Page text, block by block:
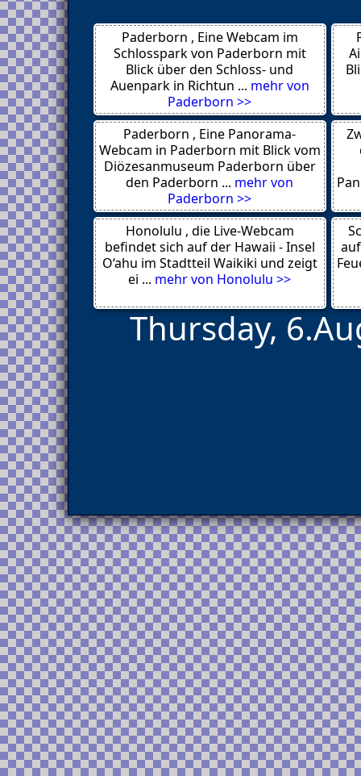
Tiflis 0103
Gagra
Moorea
Saint-Germain des Pres
Paris 01 Louvre
Neuilly Sur Marne
Münster
Paris
Vendee 85000
Paris
Tampa
Helsinki
Rovaniemi
Las Terrenas
Cabarete
Las Terrenas
Mataveri Airport SCIP
Rio de Janeiro
Sarajevo
Paderborn , Eine Webcam im
Schlosspark von Paderborn mit
Blick über den Schloss- und
Auenpark in Richtun ... mehr von
Paderborn >>
Paderborn , Eine Panorama-
Webcam in Paderborn mit Blick vom
Diözesanmuseum Paderborn über
den Paderborn ... mehr von
Paderborn >>
Honolulu , die Live-Webcam
befindet sich auf der Hawaii - Insel
O‘ahu im Stadtteil Waikiki und zeigt
ei ... mehr von Honolulu >>
Thursday,